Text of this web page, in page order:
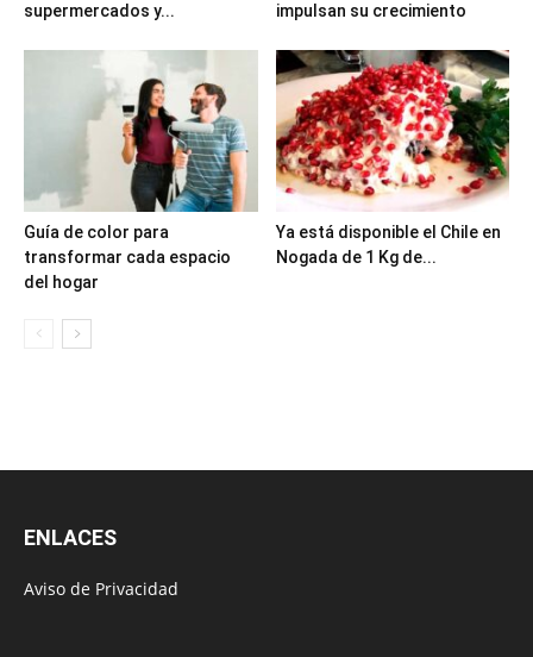
supermercados y...
impulsan su crecimiento
Guía de color para
transformar cada espacio
del hogar
Ya está disponible el Chile en
Nogada de 1 Kg de...
ENLACES
Aviso de Privacidad